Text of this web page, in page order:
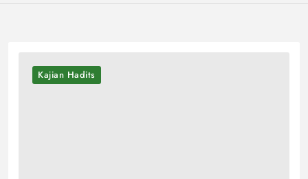
Kajian Hadits